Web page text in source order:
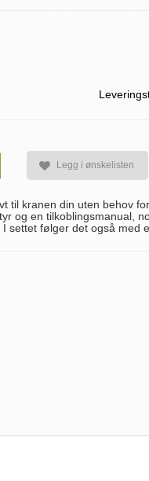
Legg i ønskelisten
til kranen din uten behov
og en tilkoblingsmanual,
settet følger det også med